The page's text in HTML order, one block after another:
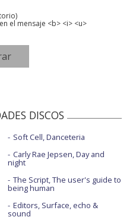
el mensaje <b> <i> <u>
DISCOS
Soft Cell, Danceteria
Carly Rae Jepsen, Day and
night
The Script, The user's guide to
being human
Editors, Surface, echo &
sound